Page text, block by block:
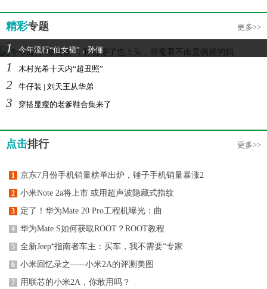
精彩专题 更多>>
1 今年流行“仙女裙”，孙俪
1 木村光希十天内“超丑照”
2 牛仔装 | 刘天王从华弟
3 穿搭显瘦的老爹鞋合集来了
点击排行 更多>>
1 京东7月份手机销量榜单出炉，锤子手机销量暴涨2
2 小米Note 2a将上市 或用超声波隐藏式指纹
3 定了！华为Mate 20 Pro工程机曝光：曲
4 华为Mate S如何获取ROOT？ROOT教程
5 全新Jeep⁺指南者车主：买车，我不需要“专家
6 小米回忆录之-----小米2A的评测美图
7 用联芯的小米2A，你敢用吗？